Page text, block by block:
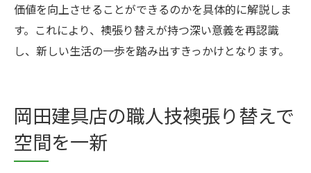
価値を向上させることができるのかを具体的に解説しま
す。これにより、襖張り替えが持つ深い意義を再認識
し、新しい生活の一歩を踏み出すきっかけとなります。
岡田建具店の職人技襖張り替えで
空間を一新